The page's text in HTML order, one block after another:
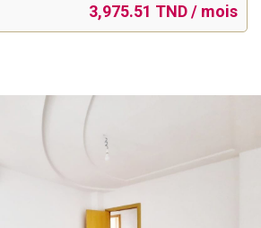
3,975.51 TND / mois